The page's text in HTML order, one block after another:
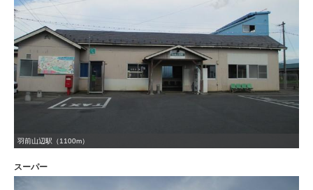
羽前山辺駅（1100m）
スーパー